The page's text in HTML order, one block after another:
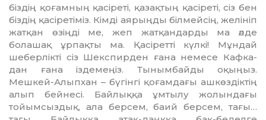
біздің қоғамның қа­сіреті, қазақтың қасіреті, сіз бен
біздің қасіретіміз. Кімді аярыңды білмейсің, желініп
жатқан өзіңді ме, жеп жатқандарды ма әлде
болашақ ұрпақты ма. Қасіретті күлкі! Мұндай
шеберлікті сіз Шекс­пирден ғана немесе Кафка­
дан ғана іздемеңіз. Тынымбайды оқыңыз.
Мешкей-Алыпхан – бүгінгі қоғамдағы ашкөздіктің
алып бейнесі. Байлыққа ұмтылу жолындағы
тойымсыздық, ала берсем, баий берсем, тағы…